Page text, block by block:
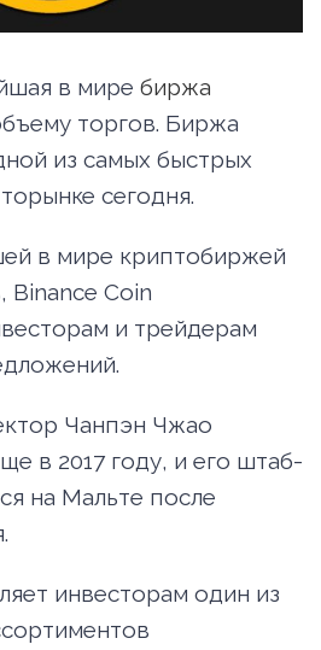
в мире биржа
торгов. Биржа
из самых быстрых
сегодня.
в мире криптобиржей
Binance Coin
и трейдерам
Чанпэн Чжао
в 2017 году, и его штаб-
на Мальте после
инвесторам один из